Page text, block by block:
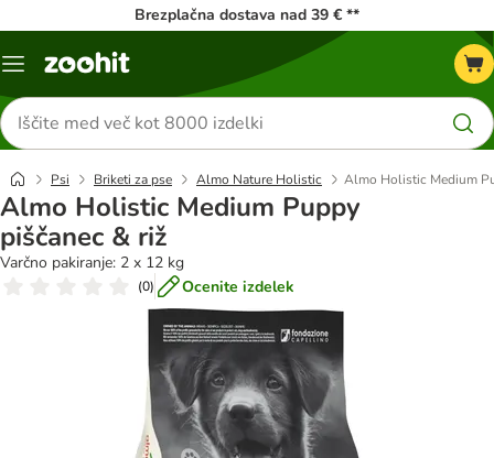
Brezplačna dostava nad 39 € **
Meni
Iskanje
izdelkov
Psi Briketi za pse Almo Nature Holistic Almo Holistic Medium
Almo Holistic Medium Puppy
piščanec & riž
Varčno pakiranje: 2 x 12 kg
(0) Ocenite izdelek